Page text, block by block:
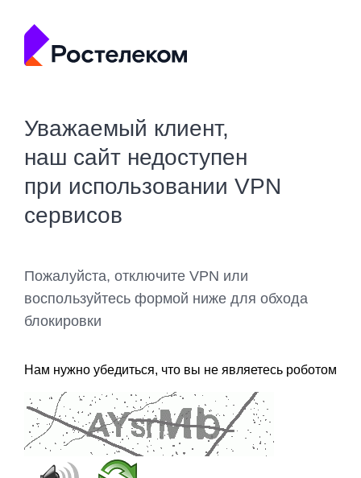
Уважаемый клиент,
наш сайт недоступен
при использовании VPN
сервисов
Пожалуйста, отключите VPN или
воспользуйтесь формой ниже для обхода
блокировки
Нам нужно убедиться, что вы не являетесь роботом